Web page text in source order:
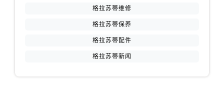
格拉苏蒂维修
格拉苏蒂保养
格拉苏蒂配件
格拉苏蒂新闻